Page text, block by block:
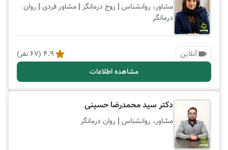
مشاور، روانشناس | زوج درمانگر | مشاور فردی | روان
درمانگر
آنلاین 4.9
(
67 نفر)
مشاهده اطلاعات
دکتر سید محمدرضا حسینی
مشاور، روانشناس | روان درمانگر